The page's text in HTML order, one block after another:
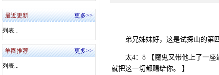
最近更新 更多>>
列表...
羊圈推荐 更多>>
列表...
弟兄姊妹好，这是试探山的第
太4： 8
【魔鬼又带他上了一
就把这一切都赐给你。
】